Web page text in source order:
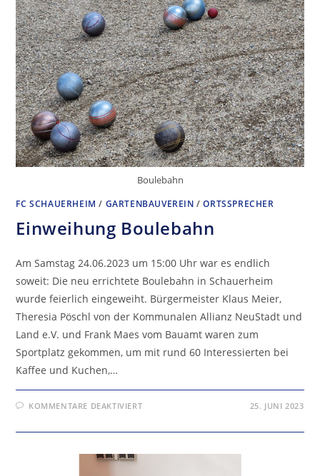
Boulebahn
FC SCHAUERHEIM / GARTENBAUVEREIN /ORTSSPRECHER
Einweihung Boulebahn
Am Samstag 24.06.2023 um 15:00 Uhr war es endlich
soweit: Die neu errichtete Boulebahn in Schauerheim
wurde feierlich eingeweiht. Bürgermeister Klaus Meier,
Theresia Pöschl von der Kommunalen Allianz NeuStadt und
Land e.V. und Frank Maes vom Bauamt waren zum
Sportplatz gekommen, um mit rund 60 Interessierten bei
Kaffee und Kuchen,…
KOMMENTARE DEAKTIVIERTFÜR 25. JUNI 2023